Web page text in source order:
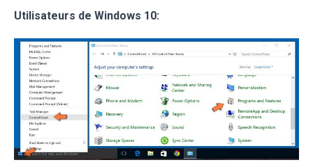
Utilisateurs de Windows 10: